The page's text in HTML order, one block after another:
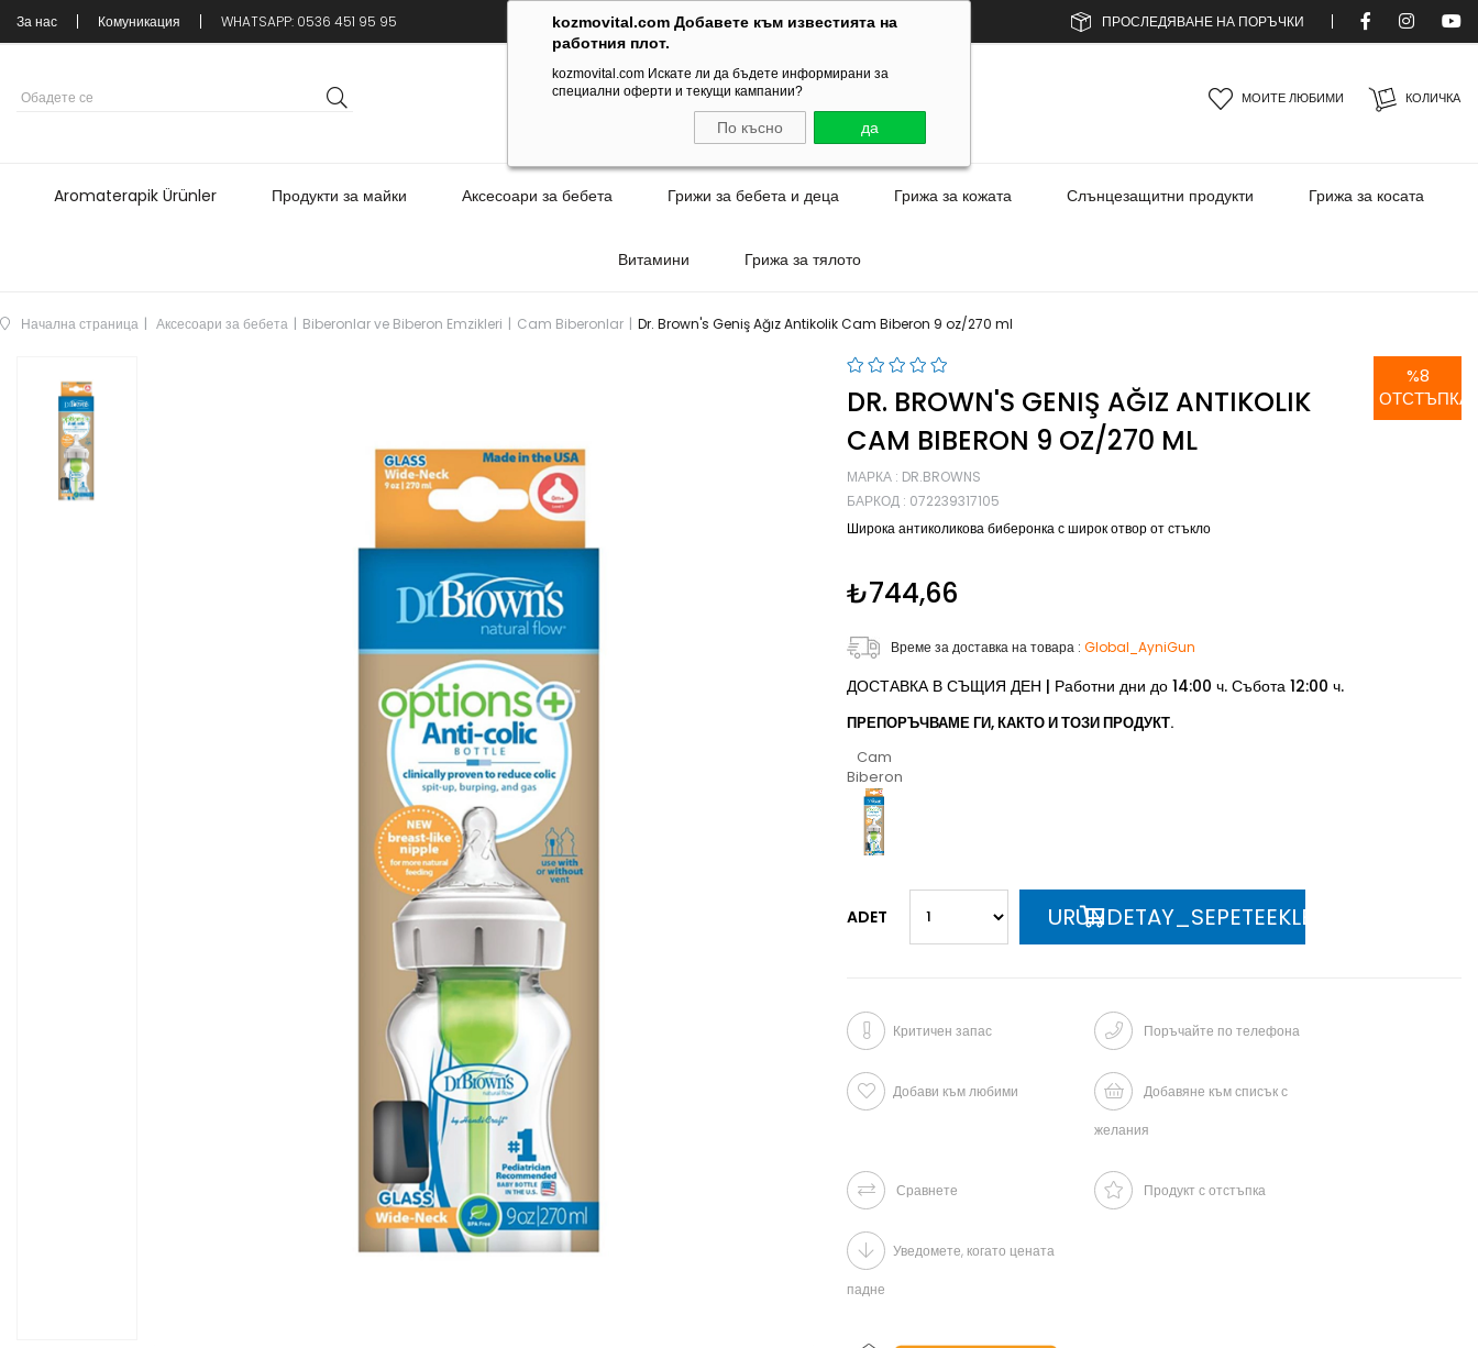
kozmovital.com Добавете към известията на
работния плот.
kozmovital.com Искате ли да бъдете информирани за
специални оферти и текущи кампании?
По късно да
За нас Комуникация WHATSAPP: 0536 451 95 95 ПРОСЛЕДЯВАНЕ НА ПОРЪЧКИ
КОЛИЧКА
МОИТЕ ЛЮБИМИ
Aromaterapik Ürünler Продукти за майки Аксесоари за бебета Грижи за бебета и деца Грижа за кожата Слънцезащитни продукти Грижа за косата
Витамини Грижа за тялото
Начална страница Аксесоари за бебета Biberonlar ve Biberon Emzikleri Cam Biberonlar Dr. Brown's Geniş Ağız Antikolik Cam Biberon 9 oz/270 ml
DR. BROWN'S GENIŞ AĞIZ ANTIKOLIK
CAM BIBERON 9 OZ/270 ML
МАРКА : DR.BROWNS
БАРКОД : 072239317105
Широка антиколикова биберонка с широк отвор от стъкло
₺744,66
Време за доставка на товара : Global_AyniGun
ДОСТАВКА В СЪЩИЯ ДЕН | Работни дни до 14:00 ч. Събота 12:00 ч.
ПРЕПОРЪЧВАМЕ ГИ, КАКТО И ТОЗИ ПРОДУКТ.
Cam
Biberonlar
%8
ОТСТЪПКА
ADET
Критичен запас Поръчайте по телефона
Добави към любими Добавяне към списък с
желания
Сравнете Продукт с отстъпка
Уведомете, когато цената
падне